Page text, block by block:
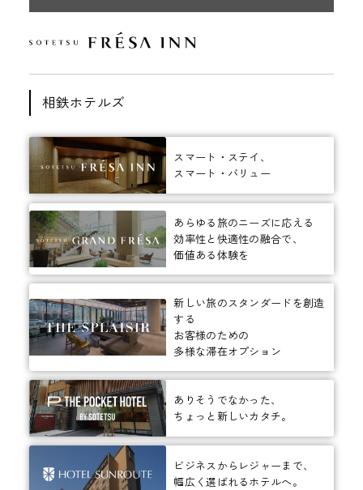
相鉄ホテルズ
スマート・ステイ、
スマート・バリュー
あらゆる旅のニーズに応える
効率性と快適性の融合で、
価値ある体験を
新しい旅のスタンダードを創造
する
お客様のための
多様な滞在オプション
ありそうでなかった、
ちょっと新しいカタチ。
ビジネスからレジャーまで、
幅広く選ばれるホテルへ。